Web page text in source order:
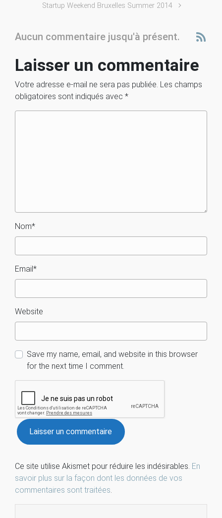
Startup Weekend Bruxelles Summer 2014
Aucun commentaire jusqu'à présent.
Laisser un commentaire
Votre adresse e-mail ne sera pas publiée. Les champs
obligatoires sont indiqués avec *
Nom*
Email*
Website
Save my name, email, and website in this browser
for the next time I comment.
Ce site utilise Akismet pour réduire les indésirables. En
savoir plus sur la façon dont les données de vos
commentaires sont traitées.